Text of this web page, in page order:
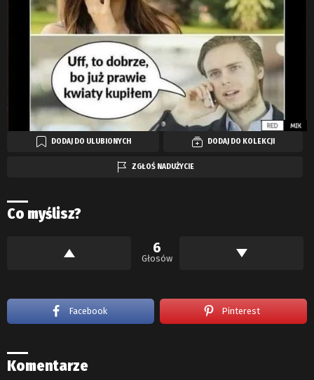
DODAJ DO ULUBIONYCH DODAJ DO KOLEKCJI
ZGŁOŚ NADUŻYCIE
Co myślisz?
6
Głosów
Facebook Pinterest
Komentarze